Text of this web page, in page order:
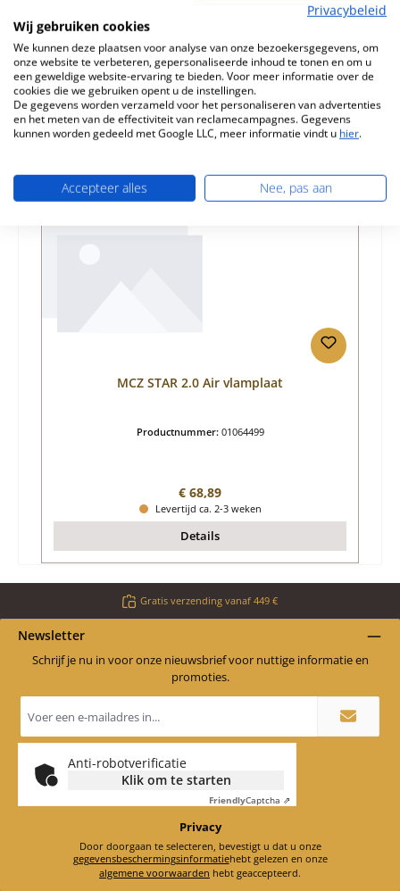
Informatie over productveiligheid
MCZ STAR 2.0 Air vlamplaat
Productnummer: 01064499
Normale prijs:
€ 68,89
Levertijd ca. 2-3 weken
Details
Gratis verzending vanaf 449 €
Newsletter
Schrijf je nu in voor onze nieuwsbrief voor nuttige informatie en
promoties.
mailadres
*
Anti-robotverificatie
Klik om te starten
FriendlyCaptcha ⇗
Privacy
Door doorgaan te selecteren, bevestigt u dat u onze
gegevensbeschermingsinformatie
hebt gelezen en onze
algemene voorwaarden hebt geaccepteerd.
Privacybeleid
Wij gebruiken cookies
We kunnen deze plaatsen voor analyse van onze bezoekersgegevens, om
onze website te verbeteren, gepersonaliseerde inhoud te tonen en om u
een geweldige website-ervaring te bieden. Voor meer informatie over de
cookies die we gebruiken opent u de instellingen.
De gegevens worden verzameld voor het personaliseren van advertenties
en het meten van de effectiviteit van reclamecampagnes. Gegevens
kunnen worden gedeeld met Google LLC, meer informatie vindt u hier.
Accepteer alles Nee, pas aan